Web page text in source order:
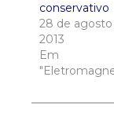
conservativo
28 de
2013
Em